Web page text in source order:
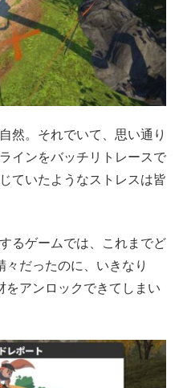
然。それでいて、思い通り
インをバッチリトレースで
ていたようなストレスは皆
るゲームでは、これまでど
だったのに、いきなり
をアンロックできてしまい